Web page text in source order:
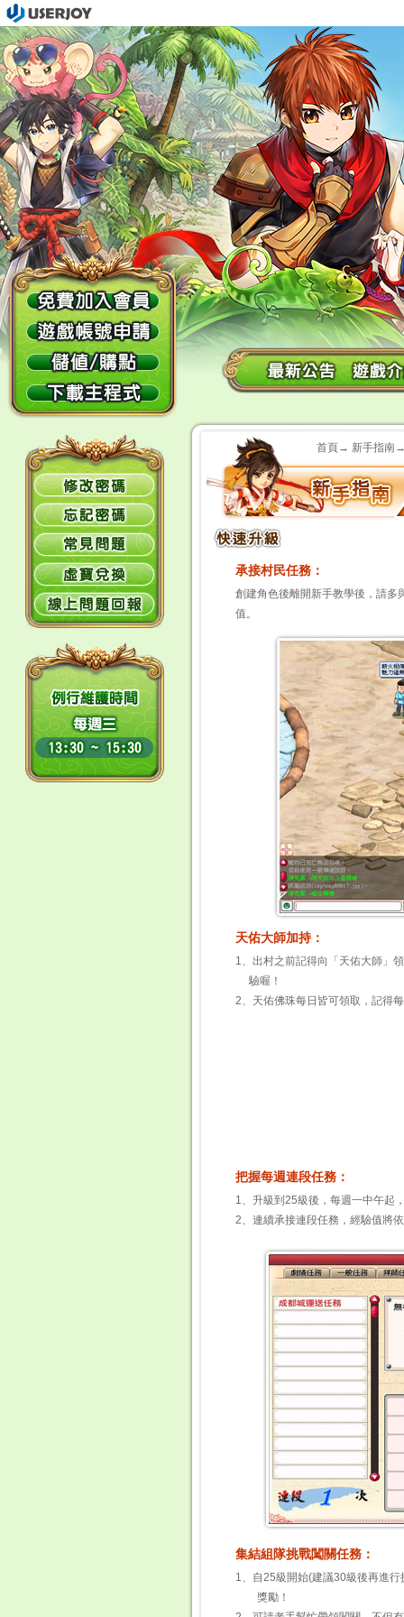
首頁→ 新手指南
承接村民任務：
創建角色後離開新手教學後，請多
值。
天佑大師加持：
1、出村之前記得向「天佑大師」
驗喔！
2、天佑佛珠每日皆可領取，記得
把握每週連段任務：
1、升級到25級後，每週一中午起
2、連續承接連段任務，經驗值將
集結組隊挑戰闖關任務：
1、自25級開始(建議30級後再進
獎勵！